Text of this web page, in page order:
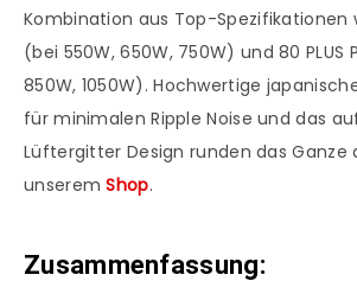
Kombination aus Top-Spezifikationen
(bei 550W, 650W, 750W) und 80 PLUS
850W, 1050W). Hochwertige
für minimalen Ripple Noise und das
Lüftergitter Design runden das Ganze
unseremShop.
Zusammenfassung: